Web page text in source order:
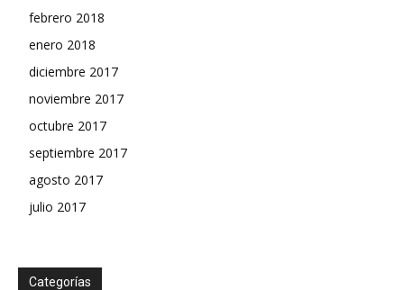
febrero 2018
enero 2018
diciembre 2017
noviembre 2017
octubre 2017
septiembre 2017
agosto 2017
julio 2017
Categorías